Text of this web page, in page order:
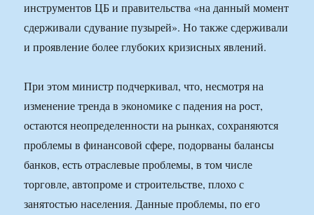
инструментов ЦБ и правительства «на данный момент
сдерживали сдувание пузырей». Но также сдерживали
и проявление более глубоких кризисных явлений.
При этом министр подчеркивал, что, несмотря на
изменение тренда в экономике с падения на рост,
остаются неопределенности на рынках, сохраняются
проблемы в финансовой сфере, подорваны балансы
банков, есть отраслевые проблемы, в том числе
торговле, автопроме и строительстве, плохо с
занятостью населения. Данные проблемы, по его